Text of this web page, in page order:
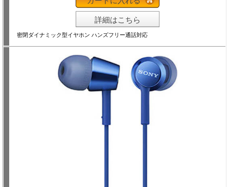
詳細はこちら
密閉ダイナミック型イヤホン ハンズフリー通話対応